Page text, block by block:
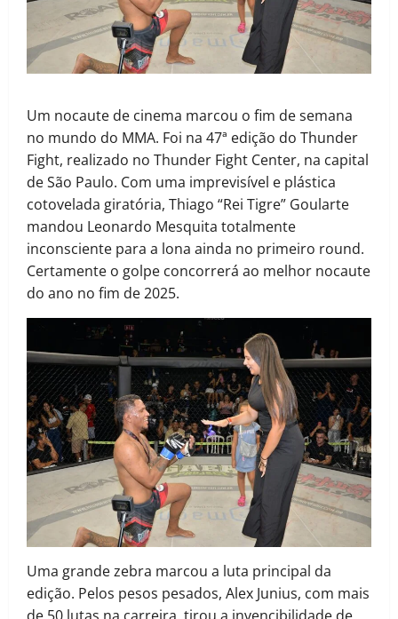
Um nocaute de cinema marcou o fim de semana
no mundo do MMA. Foi na 47ª edição do Thunder
Fight, realizado no Thunder Fight Center, na capital
de São Paulo. Com uma imprevisível e plástica
cotovelada giratória, Thiago “Rei Tigre” Goularte
mandou Leonardo Mesquita totalmente
inconsciente para a lona ainda no primeiro round.
Certamente o golpe concorrerá ao melhor nocaute
do ano no fim de 2025.
Uma grande zebra marcou a luta principal da
edição. Pelos pesos pesados, Alex Junius, com mais